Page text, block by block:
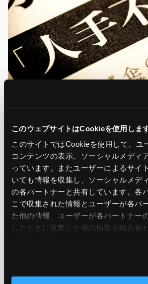
このウェブサイトはCookieを使用しま
このサイトではCookieを使用して、ユ
コンテンツの表示、ソーシャルメディ
っています。またユーザーによるサイ
いても情報を収集し、ソーシャルメデ
の各パートナーと共有しています。各
こで収集された情報とユーザーが各パ
た他の情報、ユーザーが各パートナー
したときに収集した他の情報を組み合
2035」として2035年時点の労働需給の
の結果、2035年には「1,775万時間／日
なることが分かった。2030年予測と比
は労働力不足はさらに深刻化する。
りも外国人を含め人口が770万人程度
されている。加えて、高齢化も進むこと
労働時間も年間163時間程度減少する
を増加すること、AIなどの新たなテクノ
働生産性を向上することが求められる。